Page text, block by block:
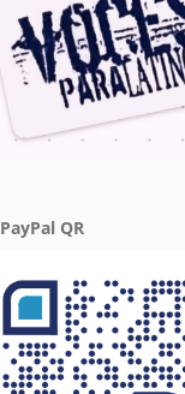
PayPal QR